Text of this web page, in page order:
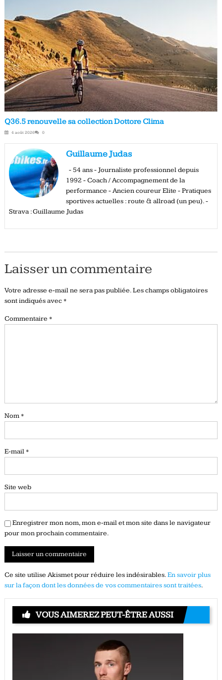
Q36.5 renouvelle sa collection Dottore Clima
4 août 2026 0
Guillaume Judas
- 54 ans - Journaliste professionnel depuis
1992 - Coach / Accompagnement de la
performance - Ancien coureur Elite - Pratiques
sportives actuelles : route & allroad (un peu). -
Strava : Guillaume Judas
Laisser un commentaire
Votre adresse e-mail ne sera pas publiée.Les champs obligatoires
sont indiqués avec *
Commentaire *
Nom *
E-mail *
Site web
Enregistrer mon nom, mon e-mail et mon site dans le navigateur
pour mon prochain commentaire.
Ce site utilise Akismet pour réduire les indésirables.En savoir plus
sur la façon dont les données de vos commentaires sont traitées.
VOUS AIMEREZ PEUT-ÊTRE AUSSI